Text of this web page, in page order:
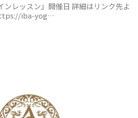
ンレッスン』開催日 詳細はリンク先よ
iba-yog…